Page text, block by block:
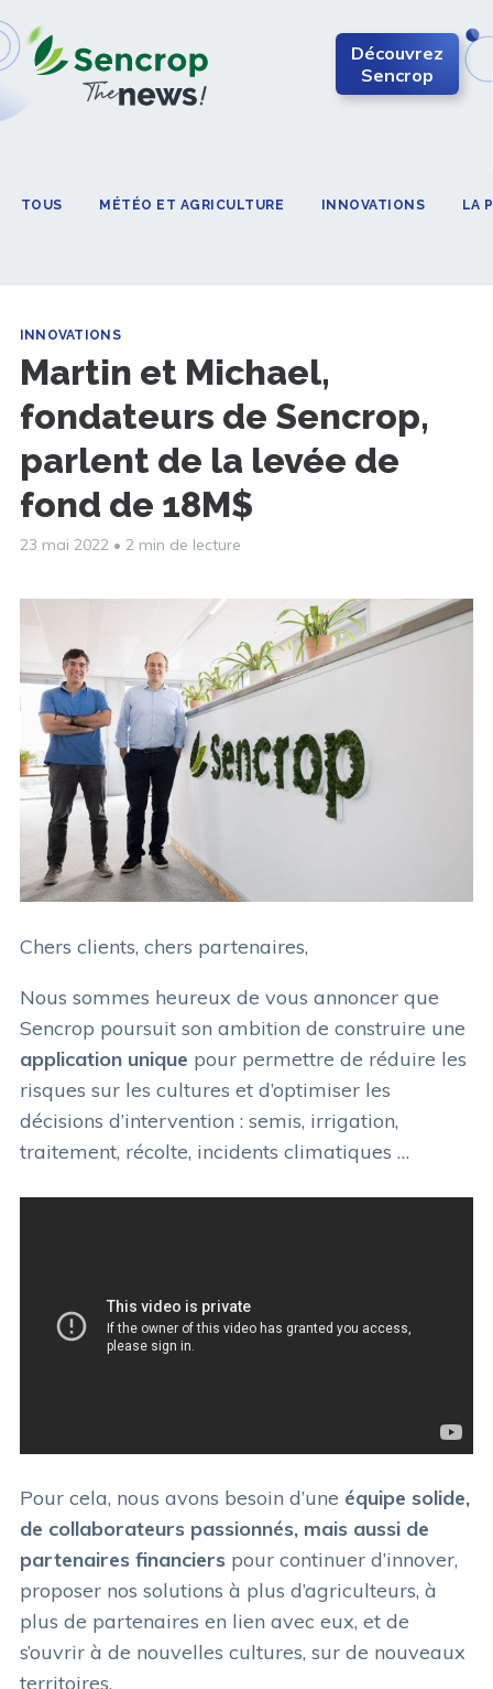
Découvrez
Sencrop
TOUS MÉTÉO ET AGRICULTURE INNOVATIONS LA
INNOVATIONS
Martin et Michael,
fondateurs de Sencrop,
parlent de la levée de
fond de 18M$
23 mai 2022 • 2 min de lecture
Chers clients, chers partenaires,
Nous sommes heureux de vous annoncer que
Sencrop poursuit son ambition de construire une
application unique pour permettre de réduire les
risques sur les cultures et d’optimiser les
décisions d’intervention : semis, irrigation,
traitement, récolte, incidents climatiques …
Pour cela, nous avons besoin d’une équipe solide,
de collaborateurs passionnés, mais aussi de
partenaires financiers pour continuer d’innover,
proposer nos solutions à plus d’agriculteurs, à
plus de partenaires en lien avec eux, et de
s’ouvrir à de nouvelles cultures, sur de nouveaux
territoires.